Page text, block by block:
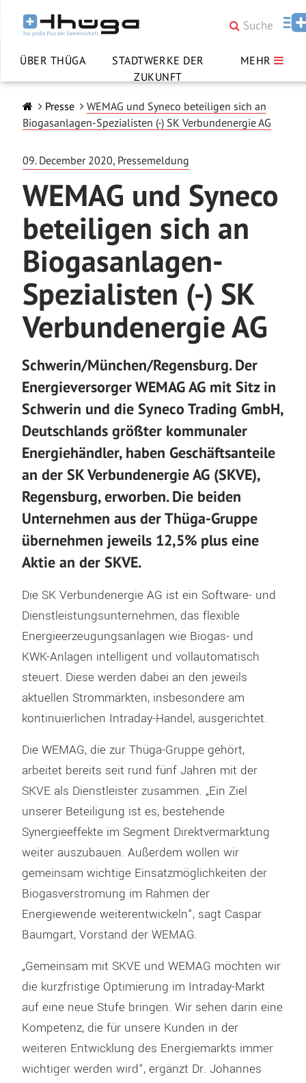
ÜBER THÜGA
STADTWERKE DER
ZUKUNFT
MEHR
Presse
WEMAG und Syneco beteiligen sich an
Biogasanlagen-Spezialisten (-) SK Verbundenergie AG
09. December 2020, Pressemeldung
WEMAG und Syneco
beteiligen sich an
Biogasanlagen-
Spezialisten (-) SK
Verbundenergie AG
Schwerin/München/Regensburg. Der
Energieversorger WEMAG AG mit Sitz in
Schwerin und die Syneco Trading GmbH,
Deutschlands größter kommunaler
Energiehändler, haben Geschäftsanteile
an der SK Verbundenergie AG (SKVE),
Regensburg, erworben. Die beiden
Unternehmen aus der Thüga-Gruppe
übernehmen jeweils 12,5% plus eine
Aktie an der SKVE.
Die SK Verbundenergie AG ist ein Software- und
Dienstleistungsunternehmen, das flexible
Energieerzeugungsanlagen wie Biogas- und
KWK-Anlagen intelligent und vollautomatisch
steuert. Diese werden dabei an den jeweils
aktuellen Strommärkten, insbesondere am
kontinuierlichen Intraday-Handel, ausgerichtet.
Die WEMAG, die zur Thüga-Gruppe gehört,
arbeitet bereits seit rund fünf Jahren mit der
SKVE als Dienstleister zusammen. „Ein Ziel
unserer Beteiligung ist es, bestehende
Synergieeffekte im Segment Direktvermarktung
weiter auszubauen. Außerdem wollen wir
gemeinsam wichtige Einsatzmöglichkeiten der
Biogasverstromung im Rahmen der
Energiewende weiterentwickeln“, sagt Caspar
Baumgart, Vorstand der WEMAG.
„Gemeinsam mit SKVE und WEMAG möchten wir
die kurzfristige Optimierung im Intraday-Markt
auf eine neue Stufe bringen. Wir sehen darin eine
Kompetenz, die für unsere Kunden in der
weiteren Entwicklung des Energiemarkts immer
wichtiger werden wird“, ergänzt Dr. Johannes